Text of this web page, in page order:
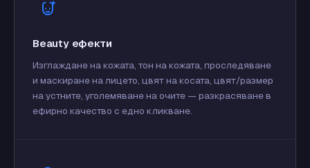
Beauty ефекти
Изглаждане на кожата, тон на кожата, проследяване
и маскиране на лицето, цвят на косата, цвят/размер
на устните, уголемяване на очите — разкрасяване в
ефирно качество с едно кликване.